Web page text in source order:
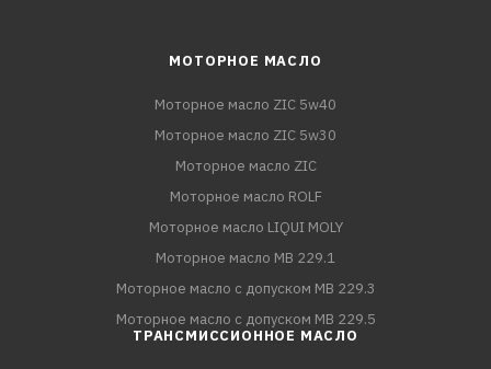
МОТОРНОЕ МАСЛО
Моторное масло ZIC 5w40
Моторное масло ZIC 5w30
Моторное масло ZIC
Моторное масло ROLF
Моторное масло LIQUI MOLY
Моторное масло MB 229.1
Моторное масло с допуском MB 229.3
Моторное масло с допуском MB 229.5
ТРАНСМИССИОННОЕ МАСЛО